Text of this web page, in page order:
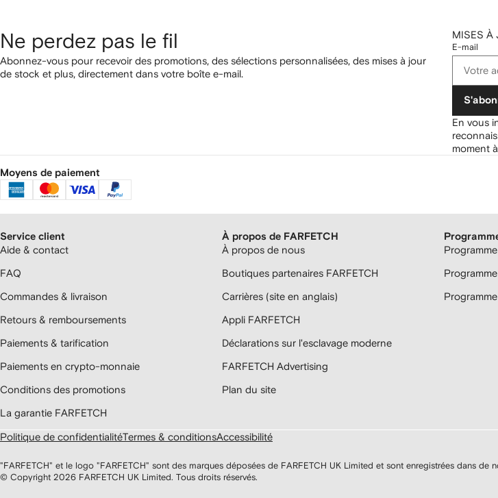
Ne perdez pas le fil
Abonnez-vous pour recevoir des promotions, des sélections personnalisées, des mises à jour
de stock et plus, directement dans votre boîte e-mail.
MISES À
E-mail
En vous
moment
Moyens de paiement
Service client
Aide & contact
FAQ
Commandes & livraison
Retours & remboursements
Paiements & tarification
Paiements en crypto-monnaie
Conditions des promotions
La garantie FARFETCH
À propos de FARFETCH
À propos de nous
Boutiques partenaires FARFETCH
Carrières (site en anglais)
Appli FARFETCH
Déclarations sur l'esclavage moderne
FARFETCH Advertising
Plan du site
Politique de confidentialitéTermes & conditionsAccessibilité
"FARFETCH" et le logo "FARFETCH" sont des marques déposées de FARFETCH UK Limited et sont enregistrées dans de
© Copyright 2026 FARFETCH UK Limited. Tous droits réservés.